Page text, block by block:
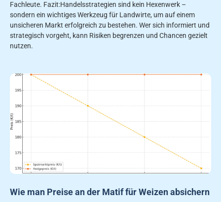
Fachleute. Fazit:Handelsstrategien sind kein Hexenwerk –
sondern ein wichtiges Werkzeug für Landwirte, um auf einem
unsicheren Markt erfolgreich zu bestehen. Wer sich informiert und
strategisch vorgeht, kann Risiken begrenzen und Chancen gezielt
nutzen.
Wie man Preise an der Matif für Weizen absichern